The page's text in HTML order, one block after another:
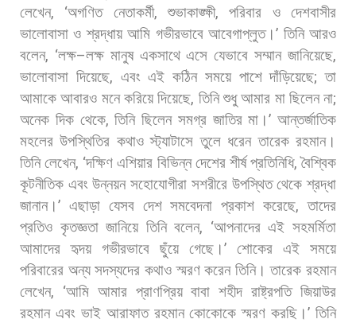
লেখেন, ‘অগণিত নেতাকর্মী,শুভাকাঙ্ক্ষী,পরিবার ও
দেশবাসীর
ভালোবাসা ও শ্রদ্ধায় আমি গভীরভাবে আবেগাপ্লুত।’ তিনি আরও
বলেন, ‘লক্ষ–লক্ষ মানুষ একসাথে এসে যেভাবে সম্মান জানিয়েছে,
ভালোবাসা দিয়েছে, এবং এই কঠিন সময়ে পাশে দাঁড়িয়েছে;তা
আমাকে আবারও মনে করিয়ে দিয়েছে, তিনি শুধু আমার মা ছিলেন না;
অনেক দিক থেকে,তিনি ছিলেন সমগ্র জাতির মা।’ আন্তর্জাতিক
মহলের উপস্থিতির কথাও স্ট্যাটাসে তুলে ধরেন তারেক রহমান।
তিনি লেখেন, ‘দক্ষিণ এশিয়ার বিভিন্ন দেশের শীর্ষ প্রতিনিধি,বৈশ্বিক
কূটনীতিক এবং উন্নয়ন সহোযোগীরা সশরীরে উপস্থিত থেকে শ্রদ্ধা
জানান।’ এছাড়া যেসব দেশ সমবেদনা প্রকাশ করেছে,তাদের
প্রতিও কৃতজ্ঞতা জানিয়ে তিনি বলেন, ‘আপনাদের এই সহমর্মিতা
আমাদের
হৃদয় গভীরভাবে ছুঁয়ে গেছে।’ শোকের এই
সময়ে
পরিবারের অন্য সদস্যদের কথাও স্মরণ করেন তিনি। তারেক রহমান
লেখেন, ‘আমি আমার প্রাণপ্রিয় বাবা শহীদ রাষ্ট্রপতি জিয়াউর
রহমান এবং ভাই আরাফাত রহমান কোকোকে স্মরণ করছি।’ তিনি